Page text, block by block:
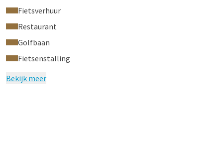
Fietsverhuur
Restaurant
Golfbaan
Fietsenstalling
Bekijk meer